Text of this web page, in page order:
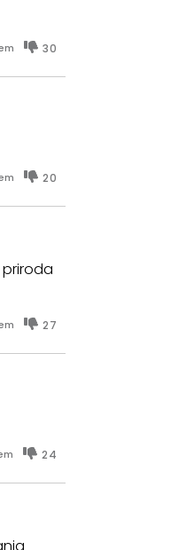
30
20
27
24